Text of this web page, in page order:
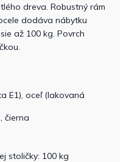
dreva. Robustný rám
dodáva nábytku
až 100 kg. Povrch
E1), oceľ (lakovaná
čierna
stoličky: 100 kg